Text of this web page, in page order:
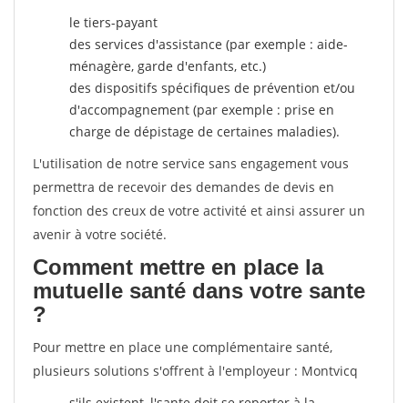
le tiers-payant
des services d'assistance (par exemple : aide-
ménagère, garde d'enfants, etc.)
des dispositifs spécifiques de prévention et/ou
d'accompagnement (par exemple : prise en
charge de dépistage de certaines maladies).
L'utilisation de notre service sans engagement vous
permettra de recevoir des demandes de devis en
fonction des creux de votre activité et ainsi assurer un
avenir à votre société.
Comment mettre en place la
mutuelle santé dans votre sante
?
Pour mettre en place une complémentaire santé,
plusieurs solutions s'offrent à l'employeur : Montvicq